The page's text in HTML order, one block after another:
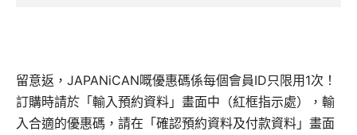
留意返，JAPANiCAN嘅優惠碼係每個會員ID只限用1次！
訂購時請於「輸入預約資料」畫面中（紅框指示處），輸
入合適的優惠碼，請在「確認預約資料及付款資料」畫面